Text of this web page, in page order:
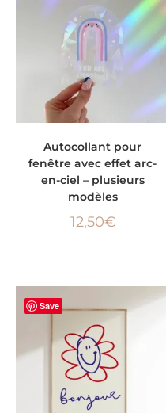
Autocollant pour
fenêtre avec effet arc-
en-ciel – plusieurs
modèles
12,50€
Save